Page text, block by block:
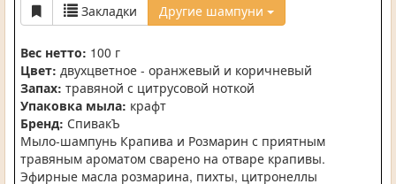
Закладки Другие шампуни
Вес нетто: 100 г
Цвет: двухцветное - оранжевый и коричневый
Запах: травяной с цитрусовой ноткой
Упаковка мыла: крафт
Бренд: СпивакЪ
Мыло-шампунь Крапива и Розмарин с приятным
травяным ароматом сварено на отваре крапивы.
Эфирные масла розмарина, пихты, цитронеллы